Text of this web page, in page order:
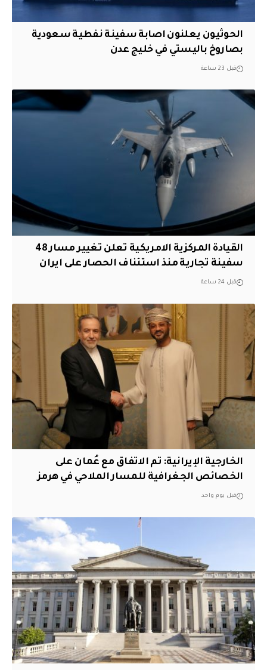
الحوثيون يعلنون اصابة سفينة نفطية سعودية
بصاروخ باليستي في خليج عدن
قبل 23 ساعة
القيادة المركزية الامريكية تعلن تغيير مسار 48
سفينة تجارية منذ استئناف الحصار على ايران
قبل 24 ساعة
‏الخارجية الإيرانية: تم الاتفاق مع عُمان على
الخصائص الجغرافية للمسار الملاحي في هرمز
قبل يوم واحد